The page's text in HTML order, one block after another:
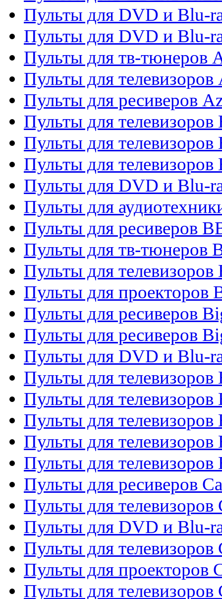
Пульты для DVD и Blu-
Пульты для DVD и Blu-
Пульты для тв-тюнеров
Пульты для телевизоров
Пульты для ресиверов
Пульты для
Пульты для
Пульты для
Пульты для DVD и Blu-
Пульты для
Пульты для ресиверов
Пульты для тв-тюнеров
Пульты для телевизоров
Пульты для проекторов
Пульты для ресиверов
Пульты для ресиверов
Пульты для DVD и Blu-
Пульты для телевизоров
Пульты для телевизоров
Пульты для телевизоров
Пульты для телевизоров
Пульты для телевизоров
Пульты для ресиверов
Пульты для телевизоров
Пульты для DVD и Blu-
Пульты для телевизоров
Пульты для проекторов
Пульты для телевизоров